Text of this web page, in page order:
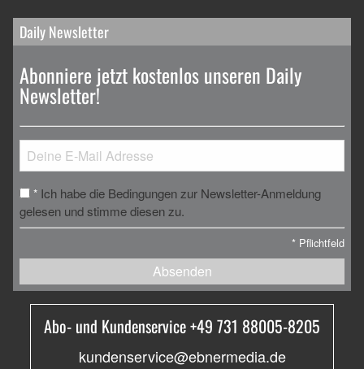
Daily Newsletter
Abonniere jetzt kostenlos unseren Daily
Newsletter!
* Ich habe die Bedingungen zur Newsletter-Anmeldung
gelesen und stimme diesen zu.
* Pflichtfeld
Absenden
Abo- und Kundenservice +49 731 88005-8205
kundenservice@ebnermedia.de